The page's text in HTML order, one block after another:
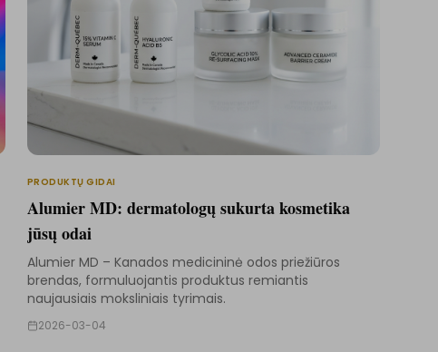
PRODUKTŲ GIDAI
Alumier MD: dermatologų sukurta kosmetika
jūsų odai
Alumier MD – Kanados medicininė odos priežiūros
brendas, formuluojantis produktus remiantis
naujausiais moksliniais tyrimais.
2026-03-04